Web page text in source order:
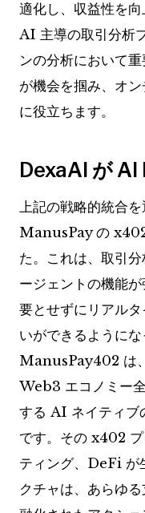
適化し、収益性を
AI 主導の取引分析
ンの分析において
が機会を掴み、オ
に役立ちます。
DexaAI が AI
上記の戦略的統合
ManusPay の
た。これは、取引
ージェントの機能
要とせずにリアル
いができるようにな
ManusPay402 は
Web3 エコノミー
する AI ネイティブ
です。その x402
ティング、DeFi が
クチャは、あらゆ